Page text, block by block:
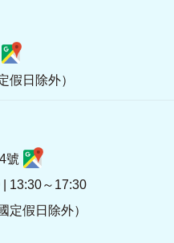
日除外）
號
13:30～17:30
定假日除外）